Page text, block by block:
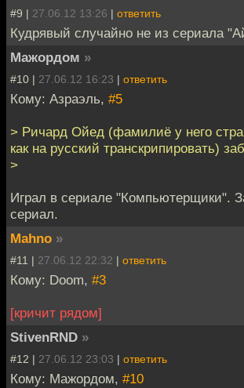
#9 | 27.06.12 13:26 | ответить
Кудрявый случайно не из сериала
Мажордом »
#10 | 27.06.12 16:23 | ответить
Кому: Азраэль, #5
> Ричард Ойед (фамилиё у него
как на русский транскрипировать)
>
Играл в сериале "Компьютерщики".
сериал.
Mahno »
#11 | 27.06.12 22:32 | ответить
Кому: Doom, #3
[кричит рядом]
StivenRND »
#12 | 27.06.12 23:03 | ответить
Кому: Мажордом, #10